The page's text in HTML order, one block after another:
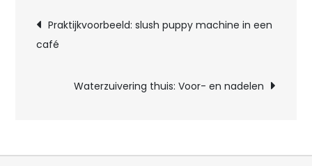
Post
navigation
Praktijkvoorbeeld: slush puppy machine in een
café
Waterzuivering thuis: Voor- en nadelen